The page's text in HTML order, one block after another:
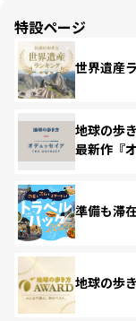
特設ページ
世界遺産
地球の歩
最新作『
準備も滞
地球の歩